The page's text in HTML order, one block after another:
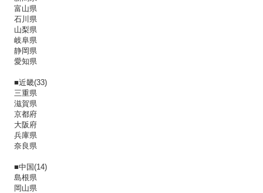
富山県
石川県
山梨県
岐阜県
静岡県
愛知県
■近畿(33)
三重県
滋賀県
京都府
大阪府
兵庫県
奈良県
■中国(14)
島根県
岡山県